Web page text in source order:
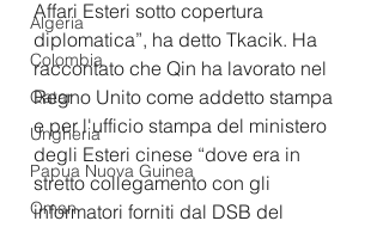
Algeria
Colombia
Qatar
Ungheria
Papua Nuova Guinea
Oman
Affari Esteri sotto copertura
diplomatica”, ha detto Tkacik. Ha
raccontato che Qin ha lavorato nel
Regno Unito come addetto stampa
e per l'ufficio stampa del ministero
degli Esteri cinese “dove era in
stretto collegamento con gli
informatori forniti dal DSB del